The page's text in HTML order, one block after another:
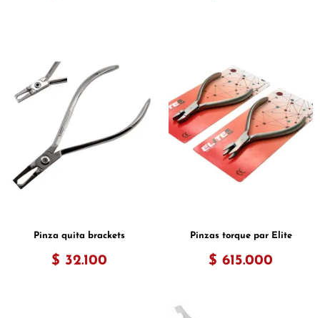
Pinza quita brackets
$ 32.100
Pinzas torque par Elite
$ 615.000